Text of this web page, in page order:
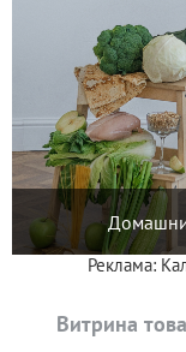
Реклама:
Витрина